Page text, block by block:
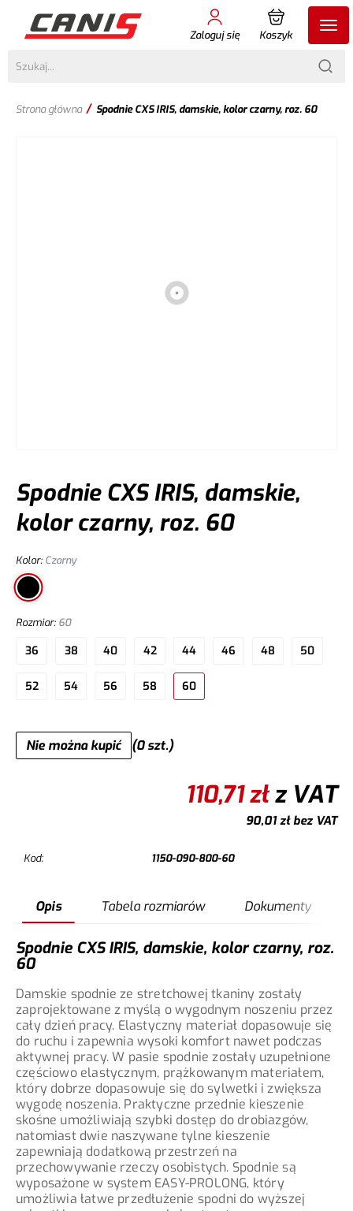
Zaloguj się Koszyk
Strona główna / Spodnie CXS IRIS, damskie, kolor czarny, roz. 60
Spodnie CXS IRIS, damskie,
kolor czarny, roz. 60
Kolor: Czarny
Rozmiar: 60
36 38 40 42 44 46 48 50
52 54 56 58 60
Nie można kupić (0 szt.)
110,71złz VAT
90,01złbez VAT
Kod: 1150-090-800-60
Opis Tabela rozmiarów Dokumenty
Spodnie CXS IRIS, damskie, kolor czarny, roz.
60
Damskie spodnie ze stretchowej tkaniny zostały
zaprojektowane z myślą o wygodnym noszeniu przez
cały dzień pracy. Elastyczny materiał dopasowuje się
do ruchu i zapewnia wysoki komfort nawet podczas
aktywnej pracy. W pasie spodnie zostały uzupełnione
częściowo elastycznym, prążkowanym materiałem,
który dobrze dopasowuje się do sylwetki i zwiększa
wygodę noszenia. Praktyczne przednie kieszenie
skośne umożliwiają szybki dostęp do drobiazgów,
natomiast dwie naszywane tylne kieszenie
zapewniają dodatkową przestrzeń na
przechowywanie rzeczy osobistych. Spodnie są
wyposażone w system EASY-PROLONG, który
umożliwia łatwe przedłużenie spodni do wyższej